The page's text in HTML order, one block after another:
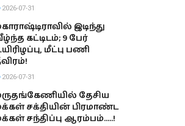
2026-07-31
இடிந்து
கட்டிடம்; 9 பேர்
மீட்பு பணி
2026-07-31
தேசிய
சக்தியின் பிரமாண்ட
சந்திப்பு ஆரம்பம்…..!